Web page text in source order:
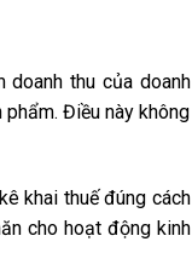
thu của doanh
Điều này không
khai thuế đúng cách
cho hoạt động kinh